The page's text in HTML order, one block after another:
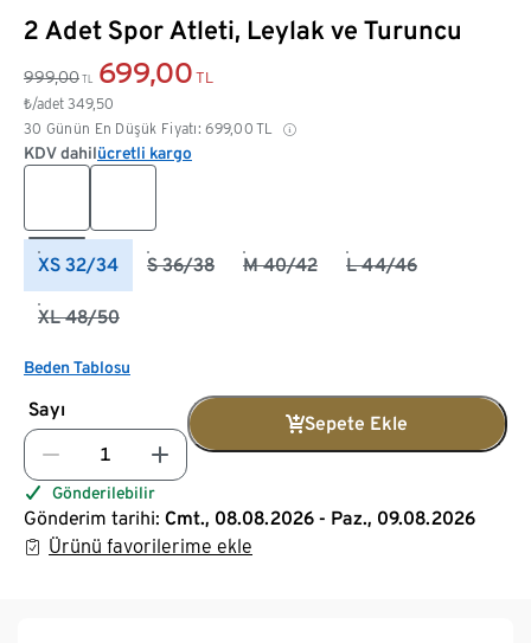
2 Adet Spor Atleti, Leylak ve Turuncu
999,00 TL 699,00 TL
₺/adet 349,50
30 Günün En Düşük Fiyatı: 699,00 TL
KDV dahilücretli kargo
XS 32/34 S 36/38 M 40/42 L 44/46
XL 48/50
Beden Tablosu
Sayı
Sepete Ekle
Gönderilebilir
Gönderim tarihi: Cmt., 08.08.2026 - Paz., 09.08.2026
Ürünü favorilerime ekle